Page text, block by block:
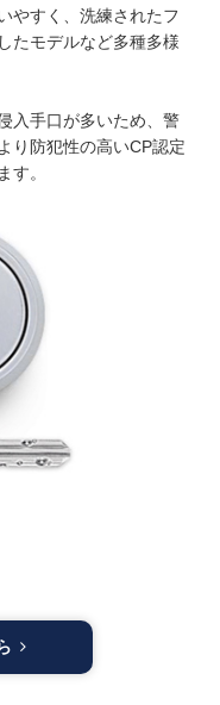
やすく、洗練されたフ
たモデルなど多種多様
入手口が多いため、警
り防犯性の高いCP認定
す。